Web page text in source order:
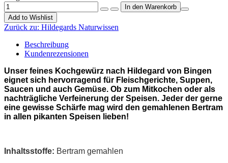
Add to Wishlist
Zurück zu: Hildegards Naturwissen
Beschreibung
Kundenrezensionen
Unser feines Kochgewürz nach Hildegard von Bingen
eignet sich hervorragend für Fleischgerichte, Suppen,
Saucen und auch Gemüse. Ob zum Mitkochen oder als
nachträgliche Verfeinerung der Speisen. Jeder der gerne
eine gewisse Schärfe mag wird den gemahlenen Bertram
in allen pikanten Speisen lieben!
Inhaltsstoffe: Bertram gemahlen